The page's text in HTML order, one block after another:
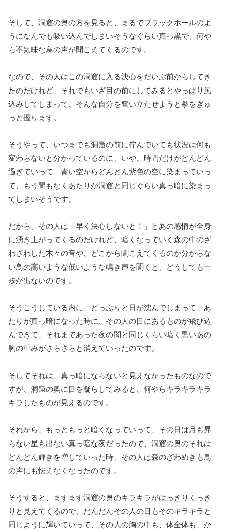
そして、洞窟の奥の方を見ると、まるでブラックホールのよ
うになんでも吸い込んでしまいそうなぐらい真っ黒で、何や
ら不気味な鳥の声が聞こえてくるのです。
なので、その人はこの洞窟に入る決心をだいぶ前からしてき
たのだけれど、それでもいざ目の前にしてみるとやっぱり尻
込みしてしまって、そんな自分を奮い立たせようと拳をぎゅ
っと握ります。
そうやって、いつまでも洞窟の前に佇んでいても状況は何も
変わらないと分かっているのに、いや、時間だけがどんどん
過ぎていって、青い空からどんどん紫色の空に染まっていっ
て、もう間もなくあたりが洞窟と同じぐらい真っ暗に染まっ
てしまいそうです。
だから、その人は「早く決心しないと！」とあの感情が全身
に湧き上がってくるのだけれど、暗くなっていく森の中のざ
わざわした木々の音や、どこから聞こえてくるのか分からな
い鳥の高いような低いような鳴き声を聞くと、どうしても一
歩が出ないのです。
そうこうしている内に、どっぷりと日が沈んでしまって、あ
たりが真っ暗になった時に、その人の目にあるものが飛び込
んできて、それまであった夜の闇と同じくらい暗く黒いあの
胸の重みがさらさらと消えていったのです。
そしてそれは、真っ暗にならないと見えなかったものなので
すが、洞窟の奥に目を凝らしてみると、何やらキラキラキラ
キラしたものが見えるのです。
それから、もっともっと暗くなっていって、その日は月も昇
らない星も出ない真っ暗な夜だったので、洞窟の奥のそれは
どんどん輝きを増していった時、その人は森のざわめきも鳥
の声にも怯えなくなったのです。
そうすると、ますます洞窟の奥のキラキラがはっきりくっき
りと見えてくるので、だんだんその人の目もそのキラキラと
同じように輝いていって、その人の胸の中も、体全体も、か